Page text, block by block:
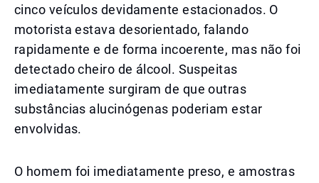
cinco veículos devidamente estacionados. O
motorista estava desorientado, falando
rapidamente e de forma incoerente, mas não foi
detectado cheiro de álcool. Suspeitas
imediatamente surgiram de que outras
substâncias alucinógenas poderiam estar
envolvidas.
O homem foi imediatamente preso, e amostras